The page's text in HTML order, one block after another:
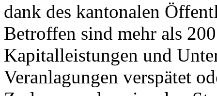
dank des kantonalen
Betroffen sind mehr als
Kapitalleistungen und
Veranlagungen verspätet